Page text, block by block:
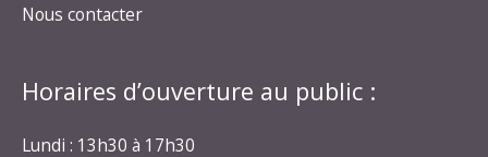
Nous contacter
Horaires d’ouverture au public :
Lundi : 13h30 à 17h30